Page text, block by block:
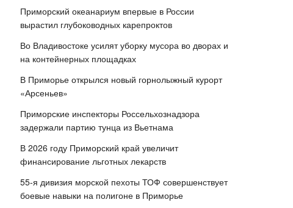
Приморский океанариум впервые в России
вырастил глубоководных карепроктов
Во Владивостоке усилят уборку мусора во дворах и
на контейнерных площадках
В Приморье открылся новый горнолыжный курорт
«Арсеньев»
Приморские инспекторы Россельхознадзора
задержали партию тунца из Вьетнама
В 2026 году Приморский край увеличит
финансирование льготных лекарств
55-я дивизия морской пехоты ТОФ совершенствует
боевые навыки на полигоне в Приморье